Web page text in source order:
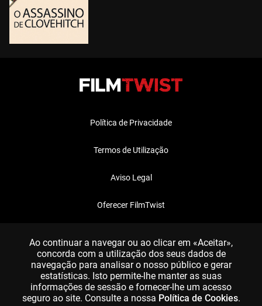
Política de Privacidade
Termos de Utilização
Aviso Legal
Oferecer FilmTwist
Ao continuar a navegar ou ao clicar em «Aceitar»,
concorda com a utilização dos seus dados de
navegação para analisar o nosso público e gerar
estatísticas. Isto permite-lhe manter as suas
informações de sessão e fornecer-lhe um acesso
seguro ao site. Consulte a nossa Política de Cookies.